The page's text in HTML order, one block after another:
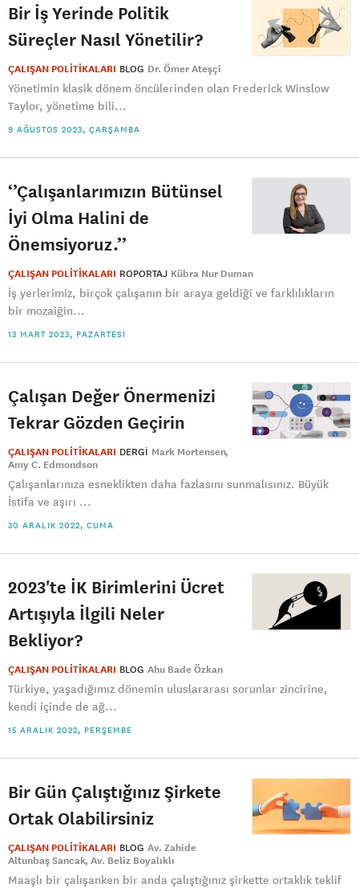
Bir İş Yerinde Politik
Süreçler Nasıl Yönetilir?
ÇALIŞAN POLİTİKALARI BLOG Dr. Ömer Ateşçi
Yönetimin klasik dönem öncülerinden olan Frederick Winslow
Taylor, yönetime bili...
9 AĞUSTOS 2023, ÇARŞAMBA
‘’Çalışanlarımızın Bütünsel
İyi Olma Halini de
Önemsiyoruz.’’
ÇALIŞAN POLİTİKALARI ROPORTAJ Kübra Nur Duman
İş yerlerimiz, birçok çalışanın bir araya geldiği ve farklılıkların
bir mozaiğin...
13 MART 2023, PAZARTESI
Çalışan Değer Önermenizi
Tekrar Gözden Geçirin
ÇALIŞAN POLİTİKALARI DERGI Mark Mortensen
Amy C. Edmondson
Çalışanlarınıza esneklikten daha fazlasını sunmalısınız. Büyük
İstifa ve aşırı ...
30 ARALIK 2022, CUMA
2023'te İK Birimlerini Ücret
Artışıyla İlgili Neler
Bekliyor?
ÇALIŞAN POLİTİKALARI BLOG Ahu Bade Özkan
Türkiye, yaşadığımız dönemin uluslararası sorunlar zincirine,
kendi içinde de ağ...
15 ARALIK 2022, PERŞEMBE
Bir Gün Çalıştığınız Şirkete
Ortak Olabilirsiniz
ÇALIŞAN POLİTİKALARI BLOG Av. Zahide
Altunbaş Sancak Av. Beliz Boyalıklı
Maaşlı bir çalışanken bir anda çalıştığınız şirkette ortaklık teklif